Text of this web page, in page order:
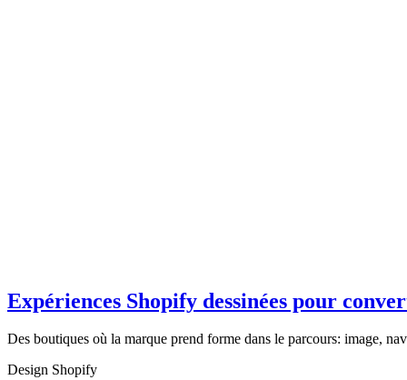
Expériences Shopify dessinées pour
Des boutiques où la marque prend forme dans le parcours: image,
Design Shopify